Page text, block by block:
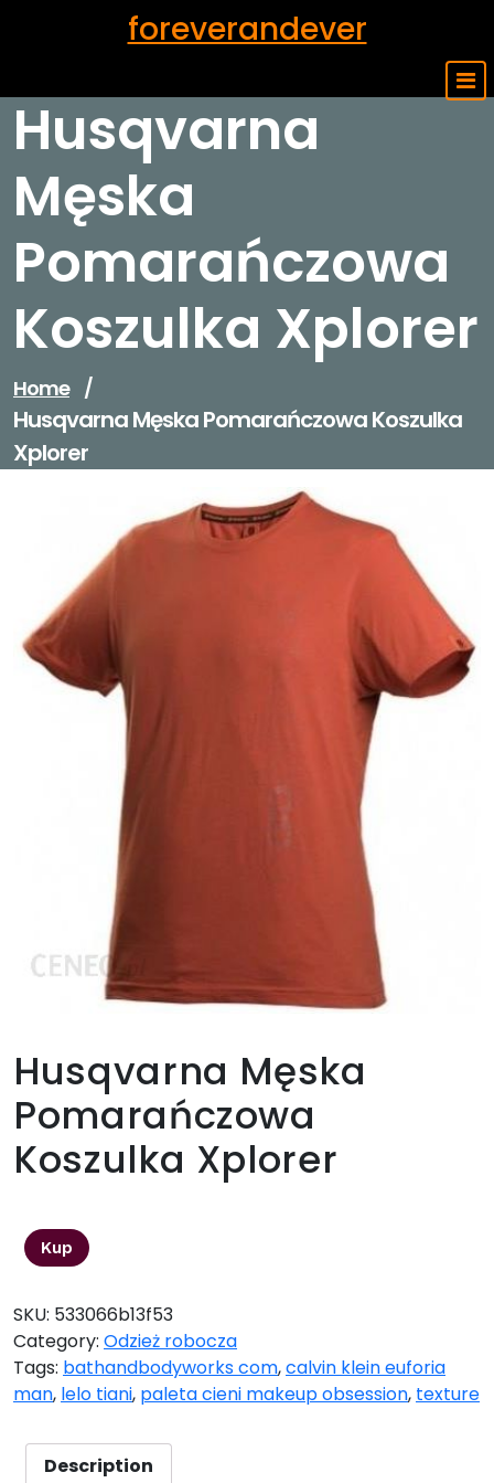
foreverandever
Husqvarna
Męska
Pomarańczowa
Koszulka Xplorer
Home /
Husqvarna Męska Pomarańczowa Koszulka
Xplorer
Husqvarna Męska
Pomarańczowa
Koszulka Xplorer
Kup
SKU: 533066b13f53
Category: Odzież robocza
Tags: bathandbodyworks com,calvin klein euforia
man, lelo tiani, paleta cieni makeup obsession, texture
Description